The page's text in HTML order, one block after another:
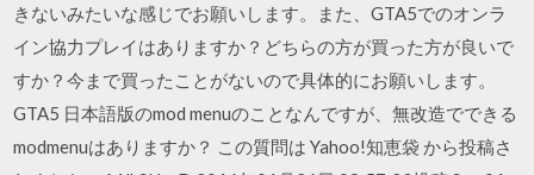
きないみたいな感じでお願いします。また、GTA5でのオンラ
イン協力プレイはありますか？どちらの方が買った方が良いで
すか？今まで買ったことがないので具体的にお願いします。
GTA5 日本語版のmod menuのことなんですが、無改造でできる
modmenuはありますか？ この質問は Yahoo!知恵袋 から投稿さ